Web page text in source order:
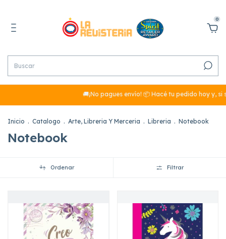
0
🚚¡No pagues envío! 📦 Hacé tu pedido hoy y,
Inicio . Catalogo . Arte, Libreria Y Merceria . Libreria . Notebook
Notebook
Ordenar Filtrar